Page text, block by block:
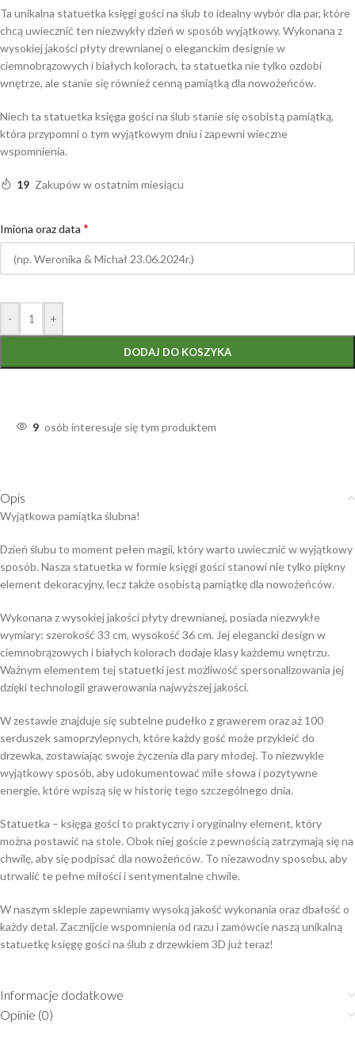
Ta unikalna statuetka księgi gości na ślub to idealny wybór dla par, które
chcą uwiecznić ten niezwykły dzień w sposób wyjątkowy. Wykonana z
wysokiej jakości płyty drewnianej o eleganckim designie w
ciemnobrązowych i białych kolorach, ta statuetka nie tylko ozdobi
wnętrze, ale stanie się również cenną pamiątką dla nowożeńców.
Niech ta statuetka księga gości na ślub stanie się osobistą pamiątką,
która przypomni o tym wyjątkowym dniu i zapewni wieczne
wspomnienia.
19 Zakupów w ostatnim miesiącu
Imiona oraz data *
- +
DODAJ DO KOSZYKA
9 osób interesuje się tym produktem
Opis
Wyjątkowa pamiątka ślubna!
Dzień ślubu to moment pełen magii, który warto uwiecznić w wyjątkowy
sposób. Nasza statuetka w formie księgi gości stanowi nie tylko piękny
element dekoracyjny, lecz także osobistą pamiątkę dla nowożeńców.
Wykonana z wysokiej jakości płyty drewnianej, posiada niezwykłe
wymiary: szerokość 33 cm, wysokość 36 cm. Jej elegancki design w
ciemnobrązowych i białych kolorach dodaje klasy każdemu wnętrzu.
Ważnym elementem tej statuetki jest możliwość spersonalizowania jej
dzięki technologii grawerowania najwyższej jakości.
W zestawie znajduje się subtelne pudełko z grawerem oraz aż 100
serduszek samoprzylepnych, które każdy gość może przykleić do
drzewka, zostawiając swoje życzenia dla pary młodej. To niezwykle
wyjątkowy sposób, aby udokumentować miłe słowa i pozytywne
energie, które wpiszą się w historię tego szczególnego dnia.
Statuetka – księga gości to praktyczny i oryginalny element, który
można postawić na stole. Obok niej goście z pewnością zatrzymają się na
chwilę, aby się podpisać dla nowożeńców. To niezawodny sposobu, aby
utrwalić te pełne miłości i sentymentalne chwile.
W naszym sklepie zapewniamy wysoką jakość wykonania oraz dbałość o
każdy detal. Zacznijcie wspomnienia od razu i zamówcie naszą unikalną
statuetkę księgę gości na ślub z drzewkiem 3D już teraz!
Informacje dodatkowe
Opinie (0)